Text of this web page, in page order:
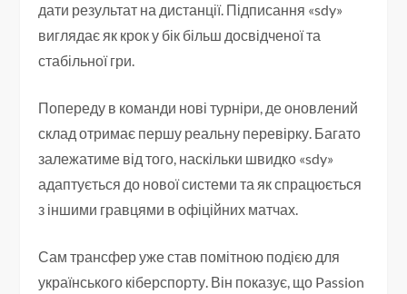
дати результат на дистанції. Підписання «sdy»
виглядає як крок у бік більш досвідченої та
стабільної гри.
Попереду в команди нові турніри, де оновлений
склад отримає першу реальну перевірку. Багато
залежатиме від того, наскільки швидко «sdy»
адаптується до нової системи та як спрацюється
з іншими гравцями в офіційних матчах.
Сам трансфер уже став помітною подією для
українського кіберспорту. Він показує, що Passion